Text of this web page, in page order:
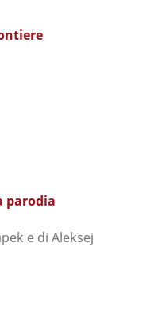
parodia
e di Aleksej